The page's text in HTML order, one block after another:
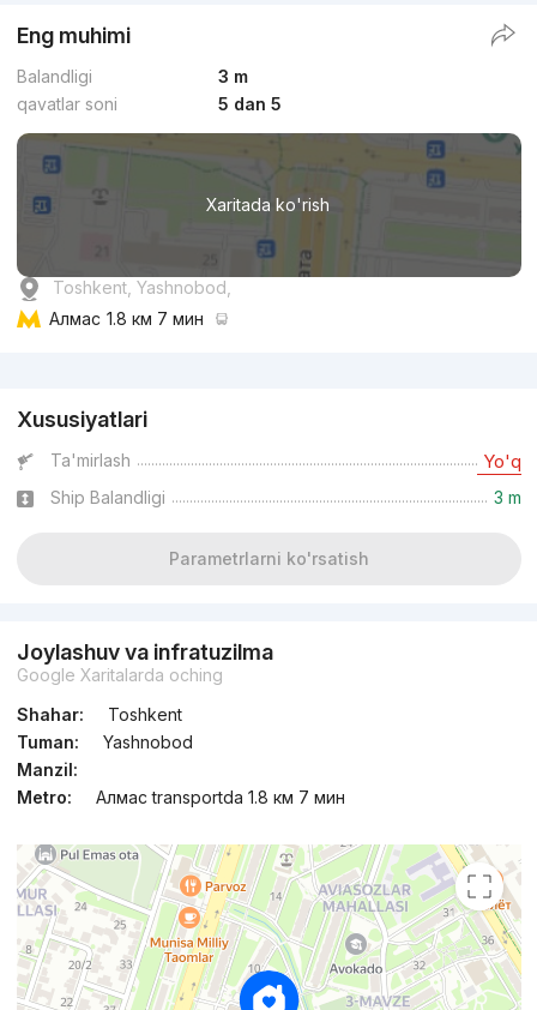
Eng muhimi
Balandligi
3 m
qavatlar soni
5 dan 5
Xaritada ko'rish
Toshkent, Yashnobod,
Алмас 1.8 км 7 мин
Xususiyatlari
Ta'mirlash Yo'q
Ship Balandligi 3 m
Parametrlarni ko'rsatish
Joylashuv va infratuzilma
Google Xaritalarda oching
Shahar:
Toshkent
Tuman:
Yashnobod
Manzil:
Metro:
Алмас transportda 1.8 км 7 мин